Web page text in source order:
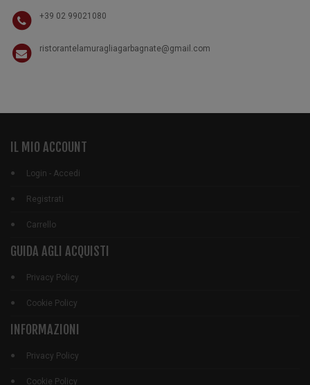
+39 02 99021080
ristorantelamuragliagarbagnate@gmail.com
IL MIO ACCOUNT
Login - Accedi
Registrati
Carrello
GUIDA AGLI ACQUISTI
Privacy Policy
Cookie Policy
INFORMAZIONI
Privacy Policy
Cookie Policy